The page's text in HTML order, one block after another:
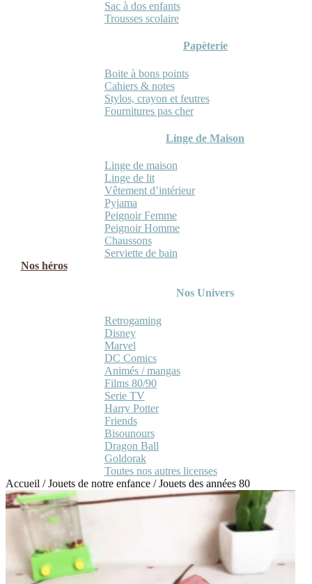
Sac à dos enfants
Trousses scolaire
Papèterie
Boite à bons points
Cahiers & notes
Stylos, crayon et feutres
Fournitures pas cher
Linge de Maison
Linge de maison
Linge de lit
Vêtement d’intérieur
Pyjama
Peignoir Femme
Peignoir Homme
Chaussons
Serviette de bain
Nos héros
Nos Univers
Retrogaming
Disney
Marvel
DC Comics
Animés / mangas
Films 80/90
Serie TV
Harry Potter
Friends
Bisounours
Dragon Ball
Goldorak
Toutes nos autres licenses
Accueil /Jouets de notre enfance /Jouets des années 80